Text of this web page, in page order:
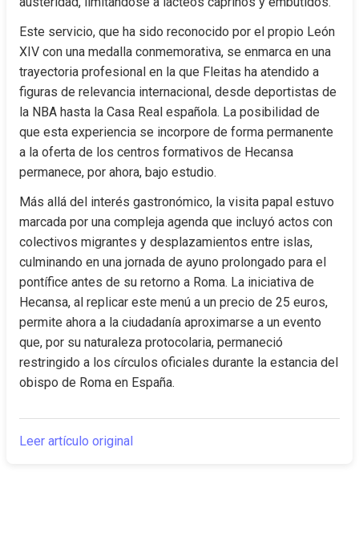
Este servicio, que ha sido reconocido por el propio León
XIV con una medalla conmemorativa, se enmarca en una
trayectoria profesional en la que Fleitas ha atendido a
figuras de relevancia internacional, desde deportistas de
la NBA hasta la Casa Real española. La posibilidad de
que esta experiencia se incorpore de forma permanente
a la oferta de los centros formativos de Hecansa
permanece, por ahora, bajo estudio.
Más allá del interés gastronómico, la visita papal estuvo
marcada por una compleja agenda que incluyó actos con
colectivos migrantes y desplazamientos entre islas,
culminando en una jornada de ayuno prolongado para el
pontífice antes de su retorno a Roma. La iniciativa de
Hecansa, al replicar este menú a un precio de 25 euros,
permite ahora a la ciudadanía aproximarse a un evento
que, por su naturaleza protocolaria, permaneció
restringido a los círculos oficiales durante la estancia del
obispo de Roma en España.
Leer artículo original